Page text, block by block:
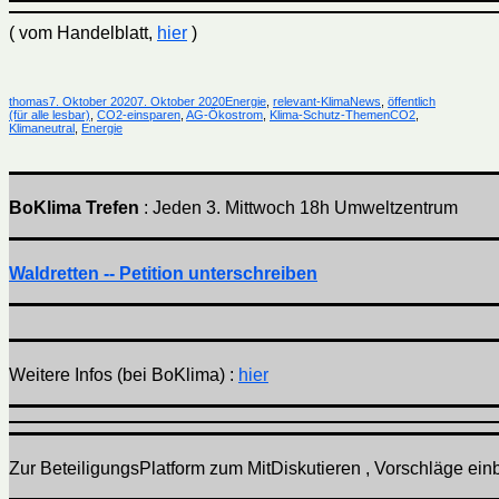
( vom Handelblatt, hier )
Autor
thomasVeröffentlicht
am
7. Oktober 20207. Oktober 2020Kategorien
Energie relevant-KlimaNews öffentlich
(für alle lesbar) CO2-einsparen AG-Ökostrom Klima-Schutz-ThemenSchlagwörter
CO2
Klimaneutral Energie
BoKlima Trefen : Jeden 3. Mittwoch 18h Umweltzentrum
Waldretten -- Petition unterschreiben
Weitere Infos (bei BoKlima) : hier
Zur BeteiligungsPlatform zum MitDiskutieren , Vorschläge